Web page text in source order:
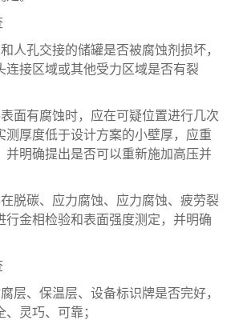
人孔交接的储罐是否被腐蚀剂损坏，
连接区域或其他受力区域是否有裂
面有腐蚀时，应在可疑位置进行几次
测厚度低于设计方案的小壁厚，应重
并明确提出是否可以重新施加高压并
脱碳、应力腐蚀、应力腐蚀、疲劳裂
行金相检验和表面强度测定，并明确
层、保温层、设备标识牌是否完好，
灵巧、可靠；